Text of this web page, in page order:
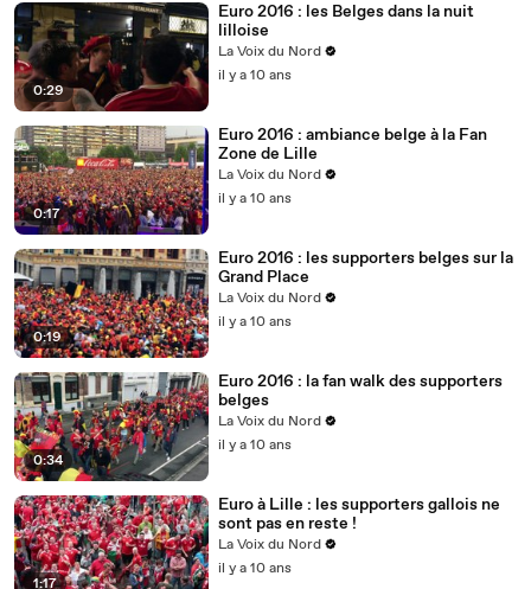
0:29
Euro 2016 : les Belges dans la nuit
lilloise
La Voix du Nord
il y a 10 ans
0:17
Euro 2016 : ambiance belge à la Fan
Zone de Lille
La Voix du Nord
il y a 10 ans
0:19
Euro 2016 : les supporters belges sur la
Grand Place
La Voix du Nord
il y a 10 ans
0:34
Euro 2016 : la fan walk des supporters
belges
La Voix du Nord
il y a 10 ans
1:17
Euro à Lille : les supporters gallois ne
sont pas en reste !
La Voix du Nord
il y a 10 ans